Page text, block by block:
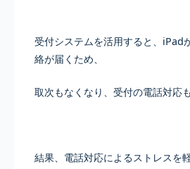
受付システムを活用すると、iPad
絡が届くため、
取次もなくなり、受付の電話対応
結果、電話対応によるストレスを